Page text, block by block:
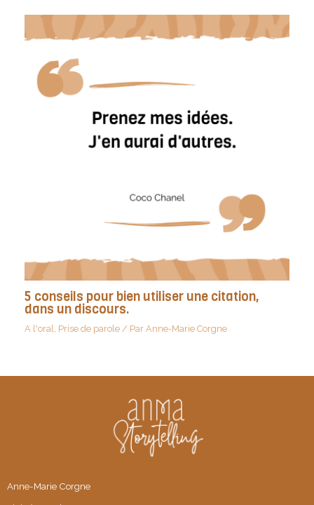
5 conseils pour bien utiliser une citation,
dans un discours.
A l'oral, Prise de parole/ Par Anne-Marie Corgne
Anne-Marie Corgne